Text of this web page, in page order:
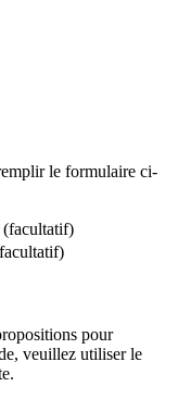
le formulaire ci-
(facultatif)
pour
veuillez utiliser le